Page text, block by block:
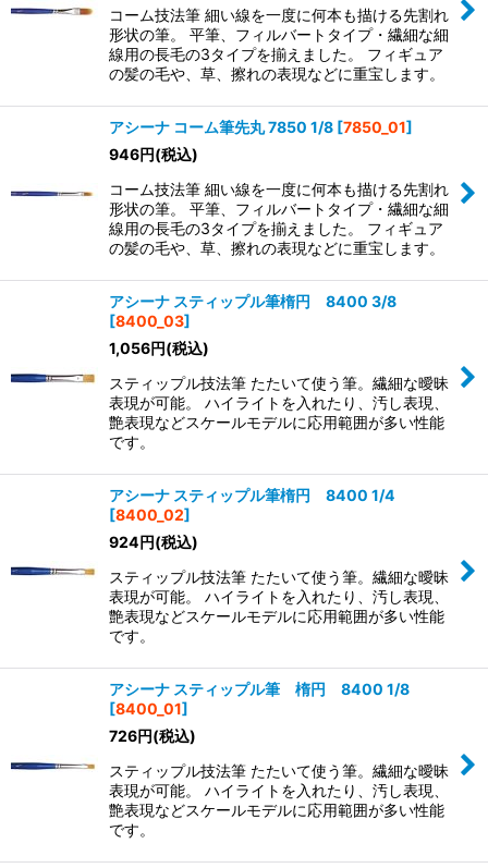
コーム技法筆 細い線を一度に何本も描ける先割れ
形状の筆。 平筆、フィルバートタイプ・繊細な細
線用の長毛の3タイプを揃えました。 フィギュア
の髪の毛や、草、擦れの表現などに重宝します。
アシーナ コーム筆先丸 7850 1/8 [7850_01]
946円(税込)
コーム技法筆 細い線を一度に何本も描ける先割れ
形状の筆。 平筆、フィルバートタイプ・繊細な細
線用の長毛の3タイプを揃えました。 フィギュア
の髪の毛や、草、擦れの表現などに重宝します。
アシーナ スティップル筆楕円 8400 3/8
[8400_03]
1,056円(税込)
スティップル技法筆 たたいて使う筆。繊細な曖昧
表現が可能。 ハイライトを入れたり、汚し表現、
艶表現などスケールモデルに応用範囲が多い性能
です。
アシーナ スティップル筆楕円 8400 1/4
[8400_02]
924円(税込)
スティップル技法筆 たたいて使う筆。繊細な曖昧
表現が可能。 ハイライトを入れたり、汚し表現、
艶表現などスケールモデルに応用範囲が多い性能
です。
アシーナ スティップル筆 楕円 8400 1/8
[8400_01]
726円(税込)
スティップル技法筆 たたいて使う筆。繊細な曖昧
表現が可能。 ハイライトを入れたり、汚し表現、
艶表現などスケールモデルに応用範囲が多い性能
です。